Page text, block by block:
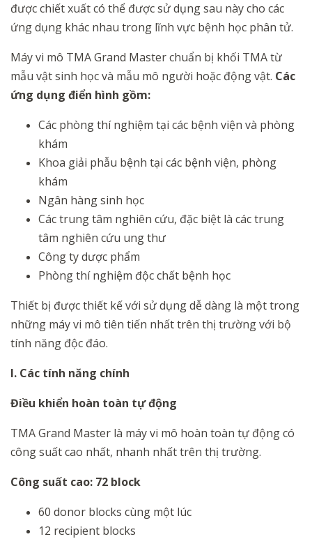
được chiết xuất có thể được sử dụng sau này cho các
ứng dụng khác nhau trong lĩnh vực bệnh học phân tử.
Máy vi mô TMA Grand Master chuẩn bị khối TMA từ
mẫu vật sinh học và mẫu mô người hoặc động vật. Các
ứng dụng điển hình gồm:
Các phòng thí nghiệm tại các bệnh viện và phòng
khám
Khoa giải phẫu bệnh tại các bệnh viện, phòng
khám
Ngân hàng sinh học
Các trung tâm nghiên cứu, đặc biệt là các trung
tâm nghiên cứu ung thư
Công ty dược phẩm
Phòng thí nghiệm độc chất bệnh học
Thiết bị được thiết kế với sử dụng dễ dàng là một trong
những máy vi mô tiên tiến nhất trên thị trường với bộ
tính năng độc đáo.
I. Các tính năng chính
Điều khiển hoàn toàn tự động
TMA Grand Master là máy vi mô hoàn toàn tự động có
công suất cao nhất, nhanh nhất trên thị trường.
Công suất cao: 72 block
60 donor blocks cùng một lúc
12 recipient blocks